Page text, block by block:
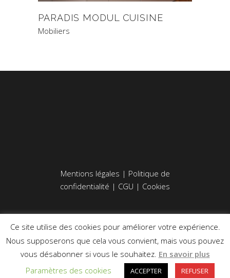
PARADIS MODUL CUISINE
Mobiliers
Mentions légales | Politique de
confidentialité | CGU | Cookies
Ce site utilise des cookies pour améliorer votre expérience.
Nous supposerons que cela vous convient, mais vous pouvez
vous désabonner si vous le souhaitez. En savoir plus
Paramètres des cookies
ACCEPTER REFUSER